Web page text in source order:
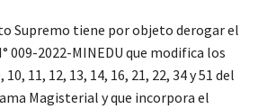
Supremo tiene por objeto derogar el
009-2022-MINEDU que modifica los
11, 12, 13, 14, 16, 21, 22, 34 y 51 del
Magisterial y que incorpora el